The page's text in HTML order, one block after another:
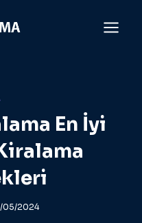
En İyi
05/2024